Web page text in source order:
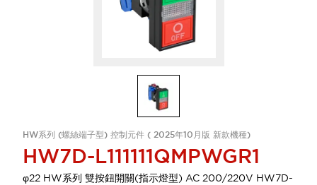
HW系列 (螺絲端子型) 控制元件 ( 2025年10月版 新款機種)
HW7D-L111111QMPWGR1
φ22 HW系列 雙按鈕開關(指示燈型) AC 200/220V HW7D-